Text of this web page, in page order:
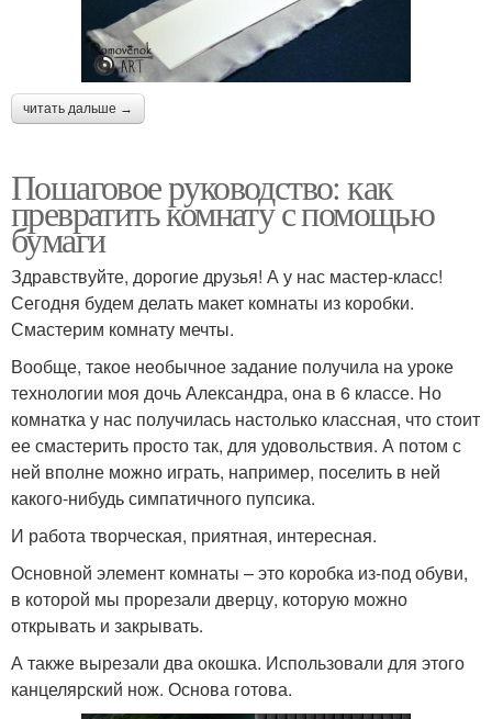
читать дальше →
Пошаговое руководство: как
превратить комнату с помощью
бумаги
Здравствуйте, дорогие друзья! А у нас мастер-класс!
Сегодня будем делать макет комнаты из коробки.
Смастерим комнату мечты.
Вообще, такое необычное задание получила на уроке
технологии моя дочь Александра, она в 6 классе. Но
комнатка у нас получилась настолько классная, что стоит
ее смастерить просто так, для удовольствия. А потом с
ней вполне можно играть, например, поселить в ней
какого-нибудь симпатичного пупсика.
И работа творческая, приятная, интересная.
Основной элемент комнаты – это коробка из-под обуви,
в которой мы прорезали дверцу, которую можно
открывать и закрывать.
А также вырезали два окошка. Использовали для этого
канцелярский нож. Основа готова.